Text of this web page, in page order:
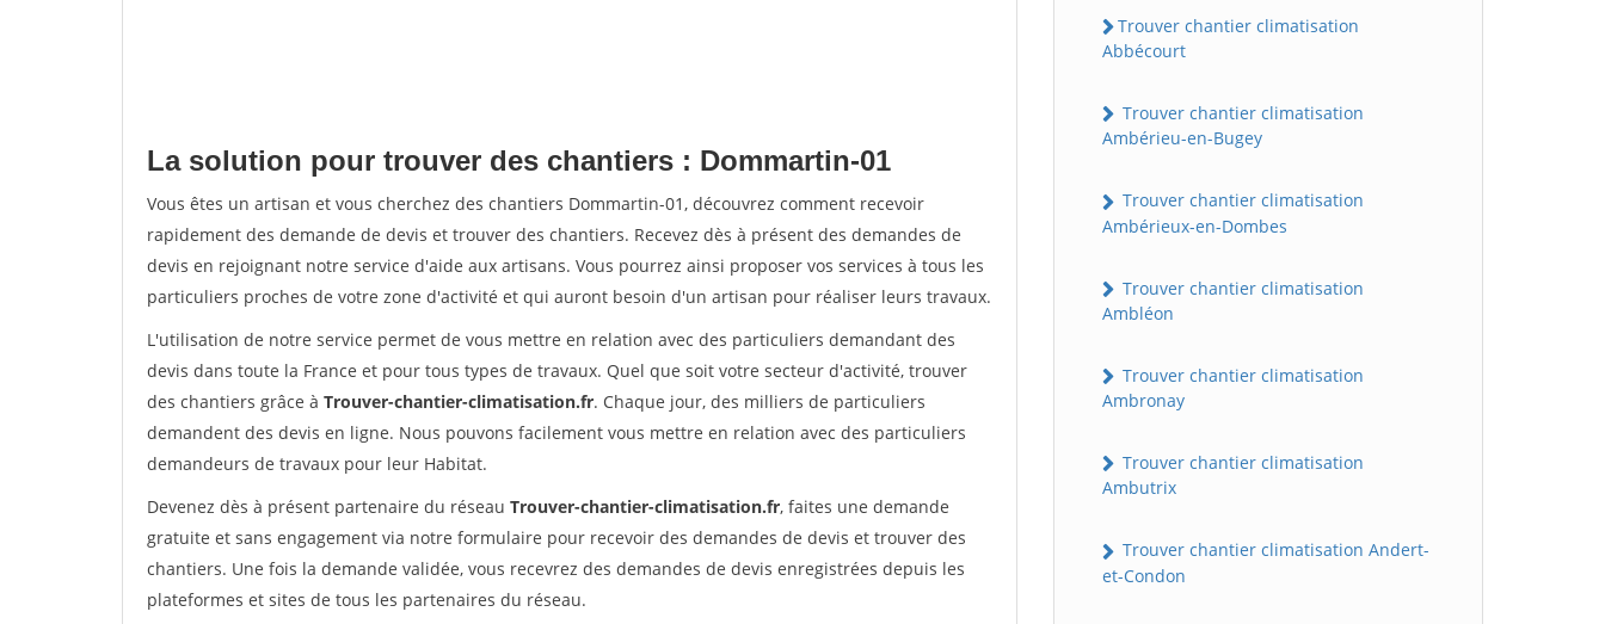
La solution pour trouver des chantiers : Dommartin-01
Vous êtes un artisan et vous cherchez des chantiers Dommartin-01, découvrez comment recevoir
rapidement des demande de devis et trouver des chantiers. Recevez dès à présent des demandes de
devis en rejoignant notre service d'aide aux artisans. Vous pourrez ainsi proposer vos services à tous les
particuliers proches de votre zone d'activité et qui auront besoin d'un artisan pour réaliser leurs travaux.
L'utilisation de notre service permet de vous mettre en relation avec des particuliers demandant des
devis dans toute la France et pour tous types de travaux. Quel que soit votre secteur d'activité, trouver
des chantiers grâce à Trouver-chantier-climatisation.fr. Chaque jour, des milliers de particuliers
demandent des devis en ligne. Nous pouvons facilement vous mettre en relation avec des particuliers
demandeurs de travaux pour leur Habitat.
Devenez dès à présent partenaire du réseau Trouver-chantier-climatisation.fr, faites une demande
gratuite et sans engagement via notre formulaire pour recevoir des demandes de devis et trouver des
chantiers. Une fois la demande validée, vous recevrez des demandes de devis enregistrées depuis les
plateformes et sites de tous les partenaires du réseau.
Trouver chantier climatisation
Abbécourt
Trouver chantier climatisation
Ambérieu-en-Bugey
Trouver chantier climatisation
Ambérieux-en-Dombes
Trouver chantier climatisation
Ambléon
Trouver chantier climatisation
Ambronay
Trouver chantier climatisation
Ambutrix
Trouver chantier climatisation Andert-
et-Condon